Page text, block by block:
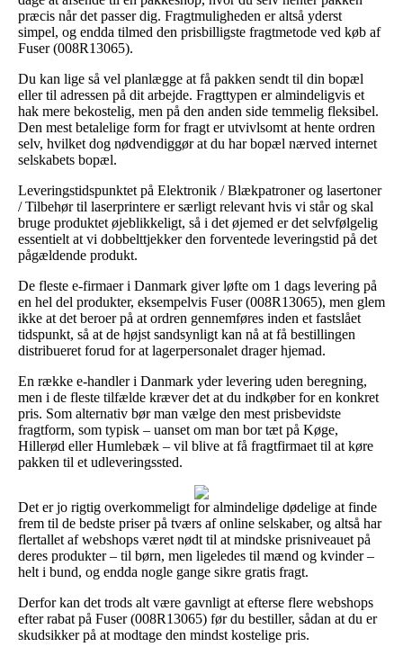
præcis når det passer dig. Fragtmuligheden er altså yderst
simpel, og endda tilmed den prisbilligste fragtmetode ved køb af
Fuser (008R13065).
Du kan lige så vel planlægge at få pakken sendt til din bopæl
eller til adressen på dit arbejde. Fragttypen er almindeligvis et
hak mere bekostelig, men på den anden side temmelig fleksibel.
Den mest betalelige form for fragt er utvivlsomt at hente ordren
selv, hvilket dog nødvendiggør at du har bopæl nærved internet
selskabets bopæl.
Leveringstidspunktet på Elektronik / Blækpatroner og lasertoner
/ Tilbehør til laserprintere er særligt relevant hvis vi står og skal
bruge produktet øjeblikkeligt, så i det øjemed er det selvfølgelig
essentielt at vi dobbelttjekker den forventede leveringstid på det
pågældende produkt.
De fleste e-firmaer i Danmark giver løfte om 1 dags levering på
en hel del produkter, eksempelvis Fuser (008R13065), men glem
ikke at det beroer på at ordren gennemføres inden et fastslået
tidspunkt, så at de højst sandsynligt kan nå at få bestillingen
distribueret forud for at lagerpersonalet drager hjemad.
En række e-handler i Danmark yder levering uden beregning,
men i de fleste tilfælde kræver det at du indkøber for en konkret
pris. Som alternativ bør man vælge den mest prisbevidste
fragtform, som typisk – uanset om man bor tæt på Køge,
Hillerød eller Humlebæk – vil blive at få fragtfirmaet til at køre
pakken til et udleveringssted.
Det er jo rigtig overkommeligt for almindelige dødelige at finde
frem til de bedste priser på tværs af online selskaber, og altså har
flertallet af webshops været nødt til at mindske prisniveauet på
deres produkter – til børn, men ligeledes til mænd og kvinder –
helt i bund, og endda nogle gange sikre gratis fragt.
Derfor kan det trods alt være gavnligt at efterse flere webshops
efter rabat på Fuser (008R13065) før du bestiller, sådan at du er
skudsikker på at modtage den mindst kostelige pris.